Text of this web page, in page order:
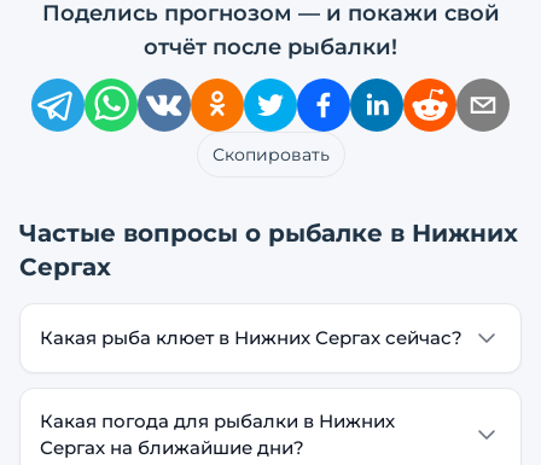
Поделись прогнозом — и покажи свой
отчёт после рыбалки!
Скопировать
Частые вопросы о рыбалке в Нижних
Сергах
Какая рыба клюет в Нижних Сергах сейчас?
Какая погода для рыбалки в Нижних
Сергах на ближайшие дни?